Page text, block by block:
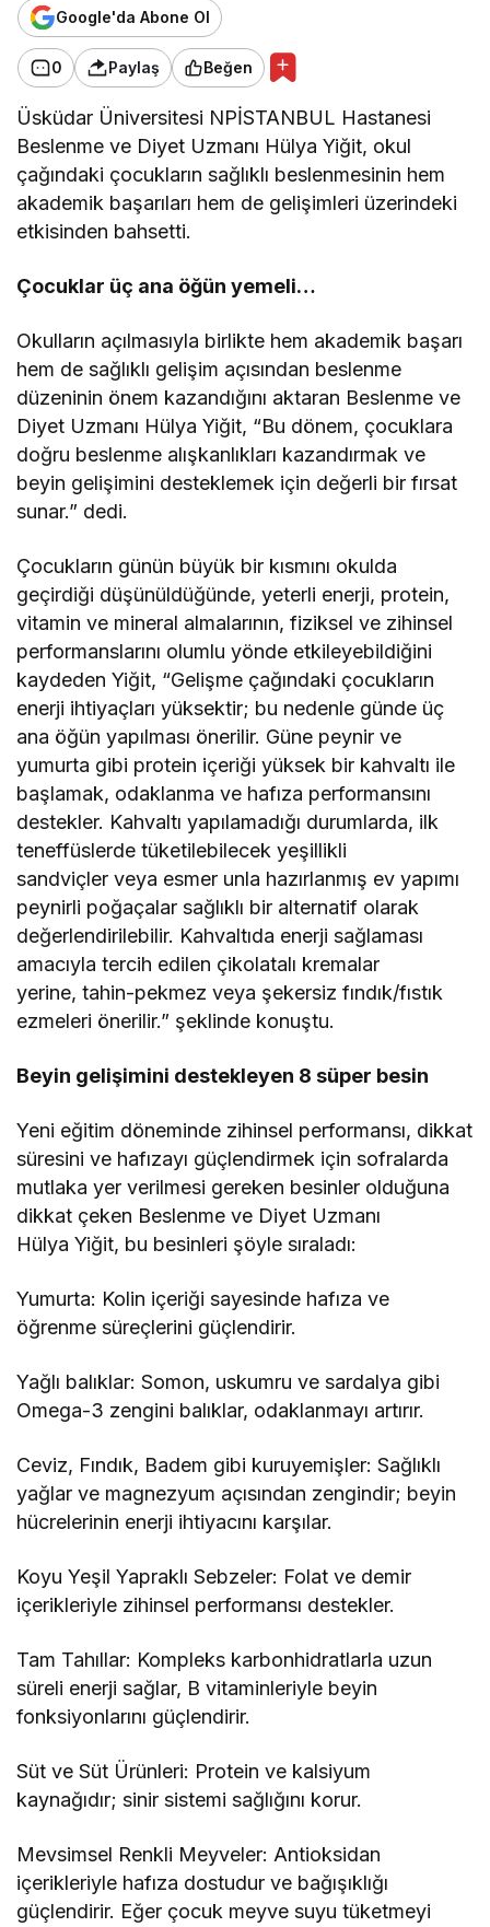
Google'da Abone Ol
0 Paylaş Beğen
Üsküdar Üniversitesi NPİSTANBUL Hastanesi
Beslenme ve Diyet Uzmanı Hülya Yiğit, okul
çağındaki çocukların sağlıklı beslenmesinin hem
akademik başarıları hem de gelişimleri üzerindeki
etkisinden bahsetti.
Çocuklar üç ana öğün yemeli…
Okulların açılmasıyla birlikte hem akademik başarı
hem de sağlıklı gelişim açısından beslenme
düzeninin önem kazandığını aktaran Beslenme ve
Diyet Uzmanı Hülya Yiğit, “Bu dönem, çocuklara
doğru beslenme alışkanlıkları kazandırmak ve
beyin gelişimini desteklemek için değerli bir fırsat
sunar.” dedi.
Çocukların günün büyük bir kısmını okulda
geçirdiği düşünüldüğünde, yeterli enerji, protein,
vitamin ve mineral almalarının, fiziksel ve zihinsel
performanslarını olumlu yönde etkileyebildiğini
kaydeden Yiğit, “Gelişme çağındaki çocukların
enerji ihtiyaçları yüksektir; bu nedenle günde üç
ana öğün yapılması önerilir. Güne peynir ve
yumurta gibi protein içeriği yüksek bir kahvaltı ile
başlamak, odaklanma ve hafıza performansını
destekler. Kahvaltı yapılamadığı durumlarda, ilk
teneffüslerde tüketilebilecek yeşillikli
sandviçler veya esmer unla hazırlanmış ev yapımı
peynirli poğaçalar sağlıklı bir alternatif olarak
değerlendirilebilir. Kahvaltıda enerji sağlaması
amacıyla tercih edilen çikolatalı kremalar
yerine, tahin-pekmez veya şekersiz fındık/fıstık
ezmeleri önerilir.” şeklinde konuştu.
Beyin gelişimini destekleyen 8 süper besin
Yeni eğitim döneminde zihinsel performansı, dikkat
süresini ve hafızayı güçlendirmek için sofralarda
mutlaka yer verilmesi gereken besinler olduğuna
dikkat çeken Beslenme ve Diyet Uzmanı
Hülya Yiğit, bu besinleri şöyle sıraladı:
Yumurta: Kolin içeriği sayesinde hafıza ve
öğrenme süreçlerini güçlendirir.
Yağlı balıklar: Somon, uskumru ve sardalya gibi
Omega-3 zengini balıklar, odaklanmayı artırır.
Ceviz, Fındık, Badem gibi kuruyemişler: Sağlıklı
yağlar ve magnezyum açısından zengindir; beyin
hücrelerinin enerji ihtiyacını karşılar.
Koyu Yeşil Yapraklı Sebzeler: Folat ve demir
içerikleriyle zihinsel performansı destekler.
Tam Tahıllar: Kompleks karbonhidratlarla uzun
süreli enerji sağlar, B vitaminleriyle beyin
fonksiyonlarını güçlendirir.
Süt ve Süt Ürünleri: Protein ve kalsiyum
kaynağıdır; sinir sistemi sağlığını korur.
Mevsimsel Renkli Meyveler: Antioksidan
içerikleriyle hafıza dostudur ve bağışıklığı
güçlendirir. Eğer çocuk meyve suyu tüketmeyi